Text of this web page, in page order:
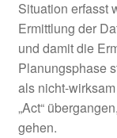
Situation erfasst
Ermittlung der
und damit die
Planungsphase
als nicht-
„Act“
gehen.